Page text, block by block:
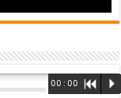
00:00 R P